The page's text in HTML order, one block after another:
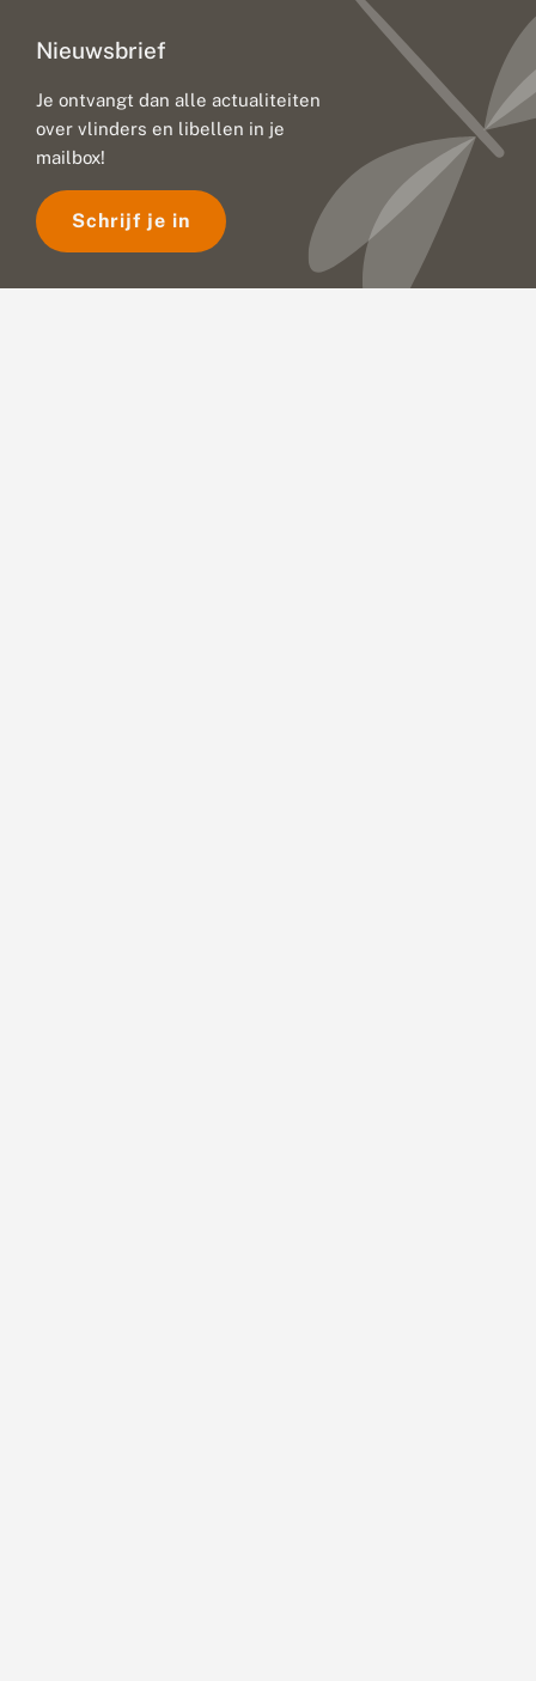
Nieuwsbrief
Je ontvangt dan alle actualiteiten
over vlinders en libellen in je
mailbox!
Schrijf je in